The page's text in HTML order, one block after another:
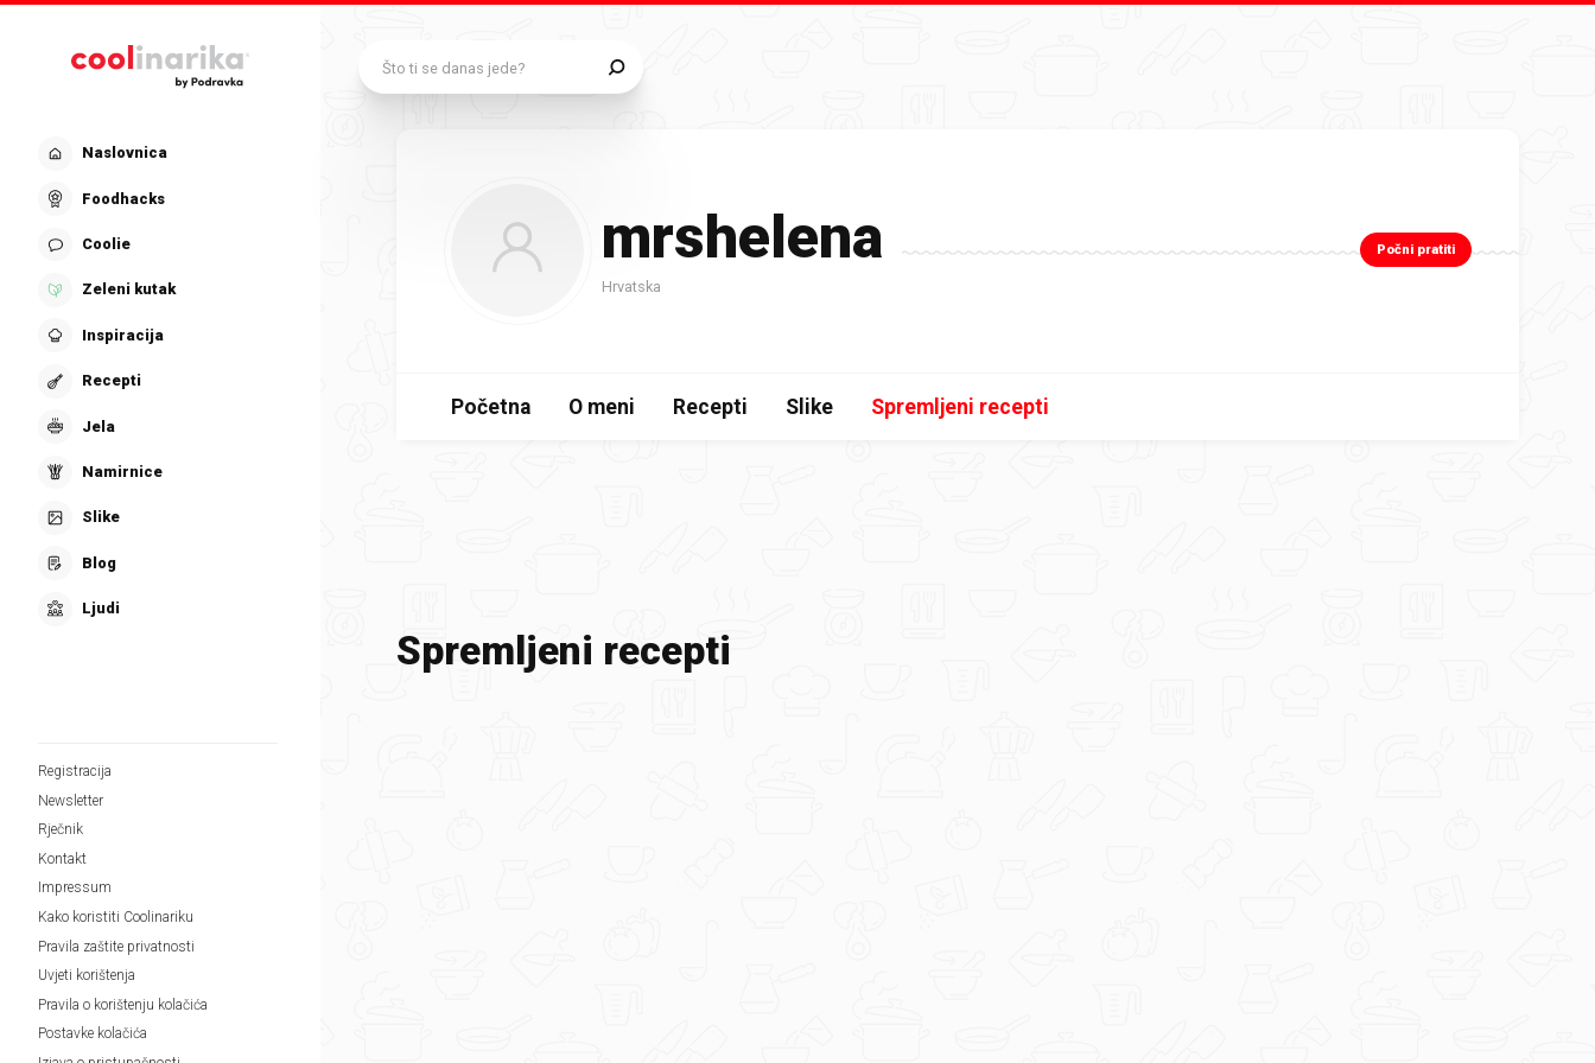
Naslovnica
Foodhacks
Coolie
Zeleni kutak
Inspiracija
Recepti
Jela
Namirnice
Slike
Blog
Ljudi
Registracija
Newsletter
Rječnik
Kontakt
Impressum
Kako koristiti Coolinariku
Pravila zaštite privatnosti
Uvjeti korištenja
Pravila o korištenju kolačića
Postavke kolačića
mrshelena
Hrvatska
Počni pratiti
Početna O meni Recepti Slike Spremljeni recepti
Spremljeni recepti
Što ti se danas jede?